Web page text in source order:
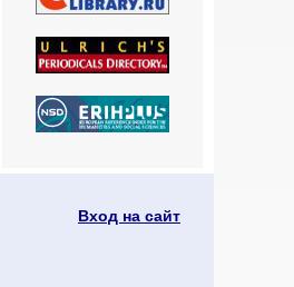
Вход на сайт